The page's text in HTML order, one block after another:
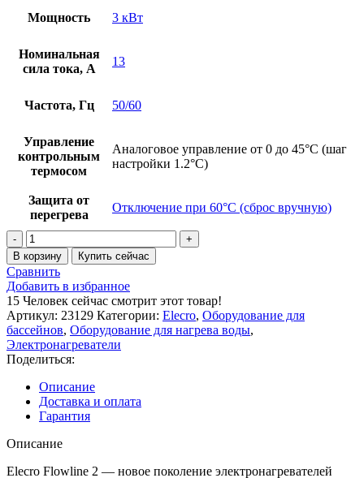
Мощность 3 кВт
Номинальная
сила тока, А
13
Частота, Гц 50/60
Управление
контрольным
термосом
Аналоговое управление от 0 до 45°C (шаг
настройки 1.2°C)
Защита от
перегрева
Отключение при 60°С (сброс вручную)
Количество
товара
Электронагреватель
Elecro
Flowline
2
Titan
3кВт
220В
В корзину Купить сейчас
Сравнить
Добавить в избранное
15 Человек сейчас смотрит этот товар!
Артикул: 23129 Категории: Elecro, Оборудование для
бассейнов, Оборудование для нагрева воды,
Электронагреватели
Поделиться:
Описание
Доставка и оплата
Гарантия
Описание
Elecro Flowline 2 — новое поколение электронагревателей